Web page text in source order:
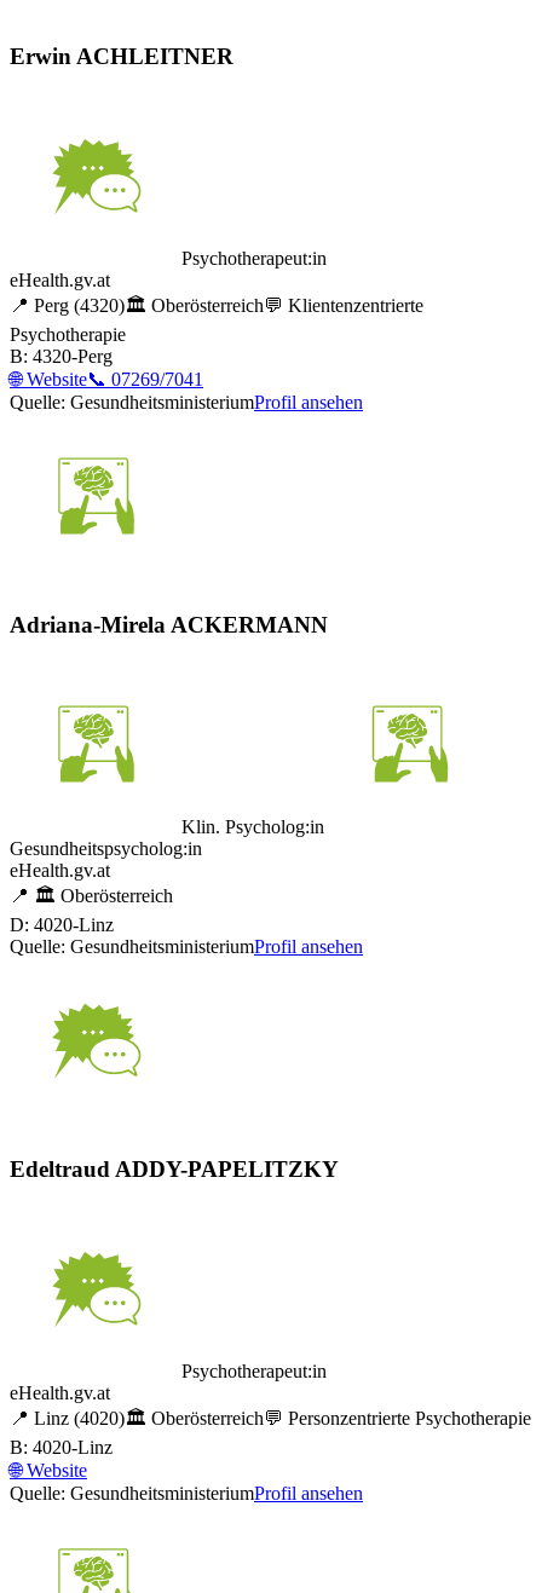
Erwin ACHLEITNER
Psychotherapeut:in
eHealth.gv.at
📍 Perg (4320)🏛️ Oberösterreich💬 Klientenzentrierte
Psychotherapie
B: 4320-Perg
🌐Website📞 07269/7041
Quelle: GesundheitsministeriumProfil ansehen
Adriana-Mirela ACKERMANN
Klin. Psycholog:in
Gesundheitspsycholog:in
eHealth.gv.at
📍 🏛️ Oberösterreich
D: 4020-Linz
Quelle: GesundheitsministeriumProfil ansehen
Edeltraud ADDY-PAPELITZKY
Psychotherapeut:in
eHealth.gv.at
📍 Linz (4020)🏛️ Oberösterreich💬 Personzentrierte Psychotherapie
B: 4020-Linz
🌐Website
Quelle: GesundheitsministeriumProfil ansehen